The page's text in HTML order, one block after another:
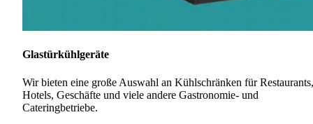
Glastürkühlgeräte
Wir bieten eine große Auswahl an Kühlschränken für Restaurants,
Hotels, Geschäfte und viele andere Gastronomie- und
Cateringbetriebe.